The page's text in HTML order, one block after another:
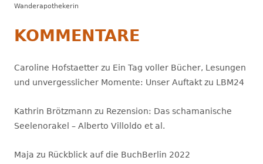
Wanderapothekerin
KOMMENTARE
Caroline Hofstaetter zu Ein Tag voller Bücher, Lesungen
und unvergesslicher Momente: Unser Auftakt zu LBM24
Kathrin Brötzmann zu Rezension: Das schamanische
Seelenorakel – Alberto Villoldo et al.
Maja zu Rückblick auf die BuchBerlin 2022